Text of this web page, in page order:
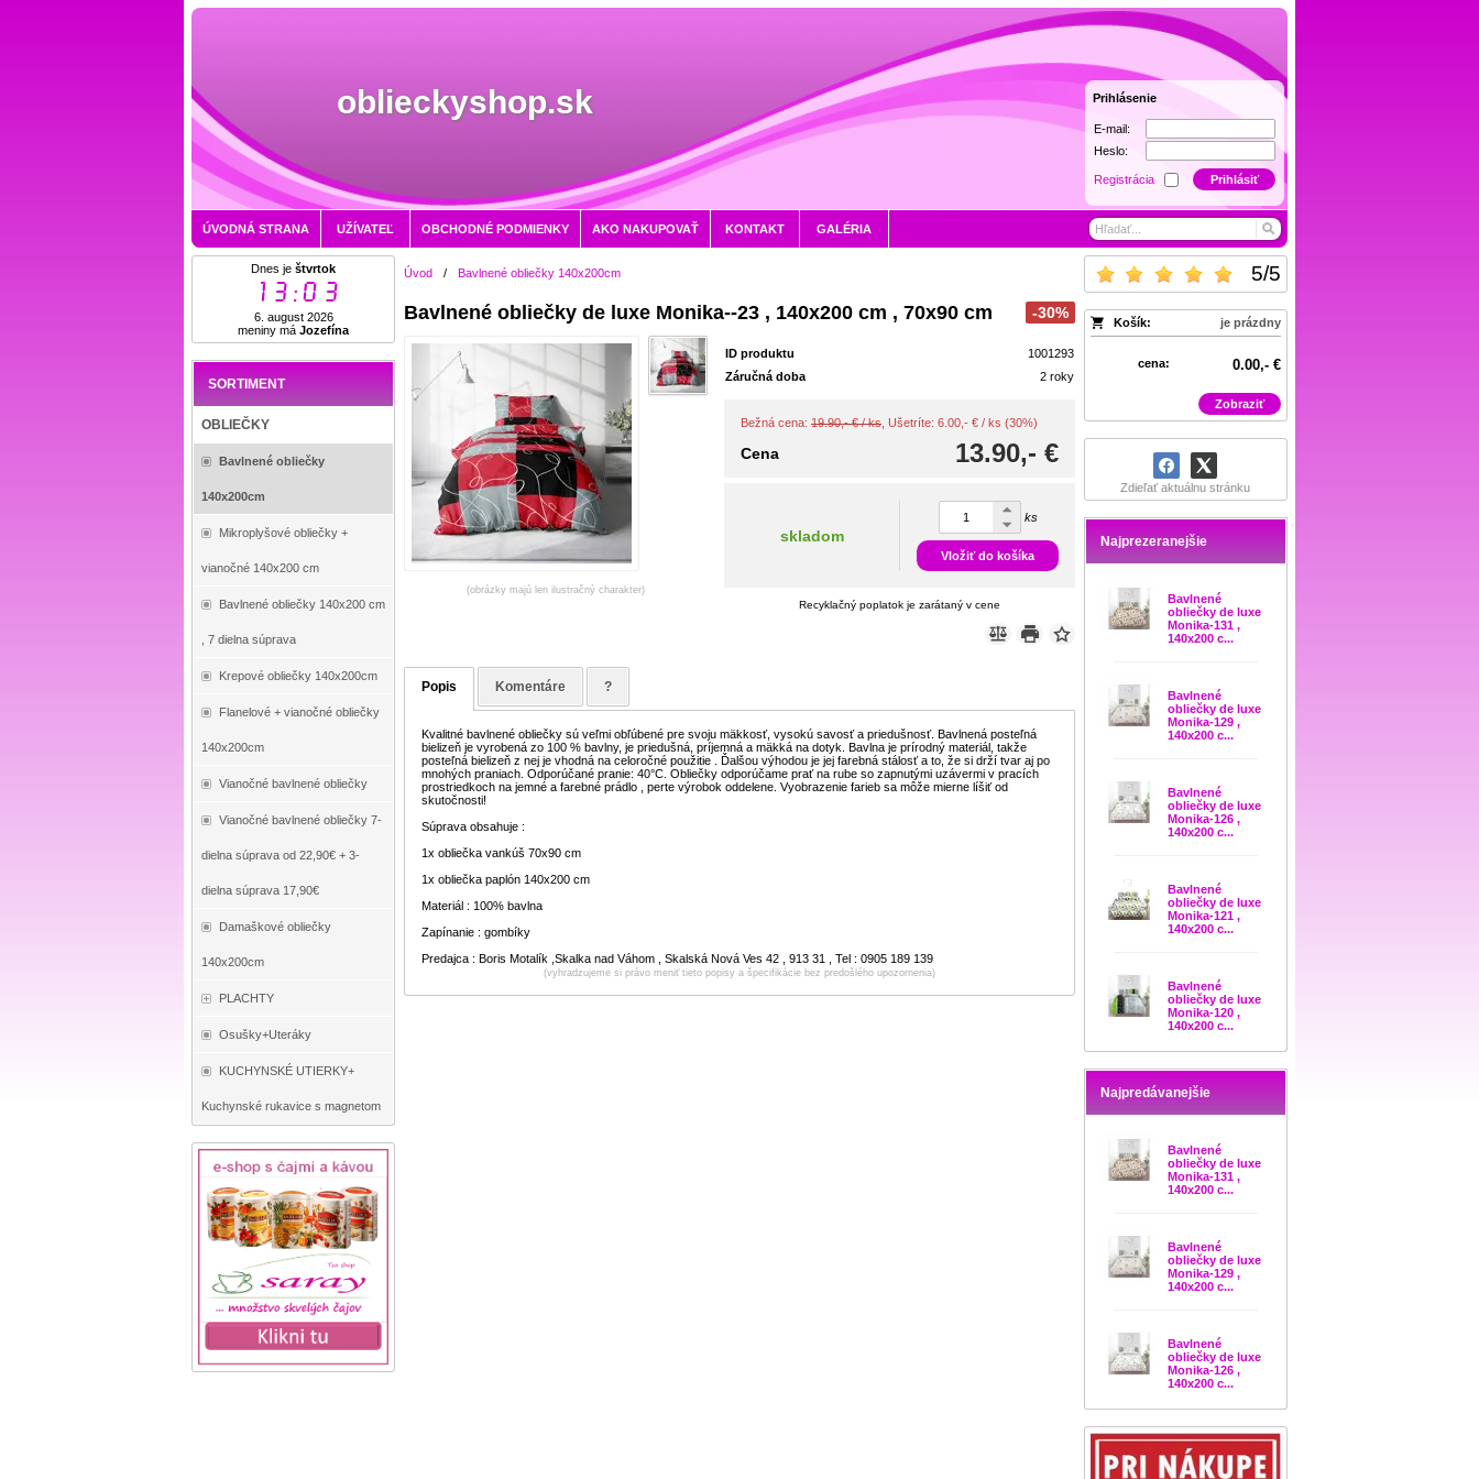
Prihlásenie
E-mail:
Heslo:
Registrácia Prihlásiť
oblieckyshop.sk
ÚVODNÁ STRANA UŽÍVATEĽ OBCHODNÉ PODMIENKY AKO NAKUPOVAŤ KONTAKT GALÉRIA
Dnes ještvrtok
13:03
6. august 2026
meniny máJozefína
SORTIMENT
OBLIEČKY
Bavlnené obliečky
140x200cm
Mikroplyšové obliečky +
vianočné 140x200 cm
Bavlnené obliečky 140x200 cm
, 7 dielna súprava
Krepové obliečky 140x200cm
Flanelové + vianočné obliečky
140x200cm
Vianočné bavlnené obliečky
Vianočné bavlnené obliečky 7-
dielna súprava od 22,90€ + 3-
dielna súprava 17,90€
Damaškové obliečky
140x200cm
PLACHTY
Osušky+Uteráky
KUCHYNSKÉ UTIERKY+
Kuchynské rukavice s magnetom
5/5
Košík: je prázdny
cena: 0.00,- €
Zobraziť
Zdieľať aktuálnu stránku
Najprezeranejšie
Bavlnené
obliečky de luxe
Monika-131 ,
140x200 c...
Bavlnené
obliečky de luxe
Monika-129 ,
140x200 c...
Bavlnené
obliečky de luxe
Monika-126 ,
140x200 c...
Bavlnené
obliečky de luxe
Monika-121 ,
140x200 c...
Bavlnené
obliečky de luxe
Monika-120 ,
140x200 c...
Najpredávanejšie
Bavlnené
obliečky de luxe
Monika-131 ,
140x200 c...
Bavlnené
obliečky de luxe
Monika-129 ,
140x200 c...
Bavlnené
obliečky de luxe
Monika-126 ,
140x200 c...
Úvod / Bavlnené obliečky 140x200cm
-30%
Bavlnené obliečky de luxe Monika--23 , 140x200 cm , 70x90 cm
(obrázky majú len ilustračný charakter)
ID produktu
1001293
Záručná doba
2 roky
Bežná cena:19.90,- € / ks , Ušetríte: 6.00,- € / ks (30%)
13.90,- €
Cena
skladom
ks
Vložiť do košíka
Recyklačný poplatok je zarátaný v cene
Popis Komentáre ?
Kvalitné bavlnené obliečky sú veľmi obľúbené pre svoju mäkkosť, vysokú savosť a priedušnosť. Bavlnená posteľná
bielizeň je vyrobená zo 100 % bavlny, je priedušná, príjemná a mäkká na dotyk. Bavlna je prírodný materiál, takže
posteľná bielizeň z nej je vhodná na celoročné použitie . Ďalšou výhodou je jej farebná stálosť a to, že si drží tvar aj po
mnohých praniach. Odporúčané pranie: 40°C. Obliečky odporúčame prať na rube so zapnutými uzávermi v pracích
prostriedkoch na jemné a farebné prádlo , perte výrobok oddelene. Vyobrazenie farieb sa môže mierne líšiť od
skutočnosti!
Súprava obsahuje :
1x obliečka vankúš 70x90 cm
1x obliečka paplón 140x200 cm
Materiál : 100% bavlna
Zapínanie : gombíky
Predajca : Boris Motalík ,Skalka nad Váhom , Skalská Nová Ves 42 , 913 31 , Tel : 0905 189 139
(vyhradzujeme si právo meniť tieto popisy a špecifikácie bez predošlého upozornenia)